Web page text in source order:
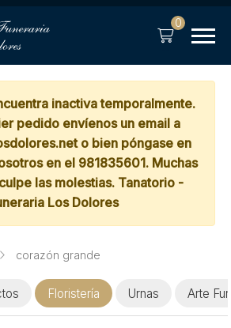
0
inactiva temporalmente.
pedido envíenos un email a
o bien póngase en
en el 981835601. Muchas
las molestias. Tanatorio -
Los Dolores
corazón grande
Floristería Urnas Arte